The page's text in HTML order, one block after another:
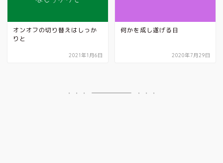
オンオフの切り替えはしっか
りと
2021年1月6日
何かを成し遂げる日
2020年7月29日